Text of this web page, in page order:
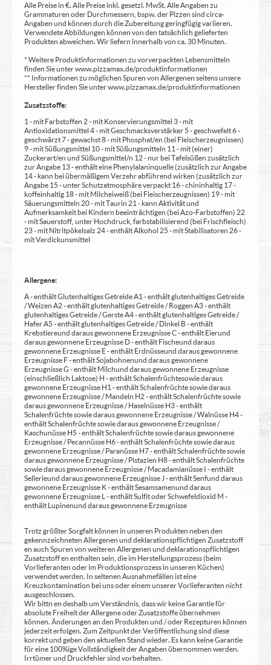
Alle Preise in €. Alle Preise inkl. gesetzl. MwSt. Alle Angaben zu
Grammaturen oder Durchmessern, bspw. der Pizzen sind circa-
Angaben und können durch die Zubereitung geringfügig variieren.
Verwendete Abbildungen können von den tatsächlich gelieferten
Produkten abweichen. Wir liefern innerhalb von ca. 30 Minuten.
* Weitere Produktinformationen zu vorverpackten Lebensmitteln
finden Sie unter www.pizzamax.de/produktinformationen
** Informationen zu möglichen Spuren von Allergenen seitens unsere
Hersteller finden Sie unter www.pizzamax.de/produktinformationen
Zusatzstoffe:
1 - mit Farbstoffen 2 - mit Konservierungsmittel 3 - mit
Antioxidationsmittel 4 - mit Geschmacksverstärker 5 - geschwefelt 6 -
geschwärzt 7 - gewachst 8 - mit Phosphat/en (bei Fleischerzeugnissen)
9 - mit Süßungsmittel 10 - mit Süßungsmitteln 11 - mit (einer)
Zuckerart/en und Süßungsmittel/n 12 - nur bei Tafelsüßen zusätzlich
zur Angabe 13 - enthält eine Phenylalaninquelle (zusätzlich zur Angabe
14 - kann bei übermäßigem Verzehr abführend wirken (zusätzlich zur
Angabe 15 - unter Schutzatmosphäre verpackt 16 - chininhaltig 17 -
koffeinhaltig 18 - mit Milcheiweiß (bei Fleischerzeugnissen) 19 - mit
Säuerungsmitteln 20 - mit Taurin 21 - kann Aktivität und
Aufmerksamkeit bei Kindern beeinträchtigen (bei Azo-Farbstoffen) 22
- mit Sauerstoff, unter Hochdruck, farbstabilisierend (bei Frischfleisch)
23 - mit Nitritpökelsalz 24 - enthält Alkohol 25 - mit Stabilisatoren 26 -
mit Verdickunsmittel
Allergene:
A - enthält Glutenhaltiges Getreide A1 - enthält glutenhaltiges Getreide
/ Weizen A2 - enthält glutenhaltiges Getreide / Roggen A3 - enthält
glutenhaltiges Getreide / Gerste A4 - enthält glutenhaltiges Getreide /
Hafer A5 - enthält glutenhaltiges Getreide / Dinkel B - enthält
Krebstiere und daraus gewonnene Erzeugnisse C - enthält Eier und
daraus gewonnene Erzeugnisse D - enthält Fische und daraus
gewonnene Erzeugnisse E - enthält Erdnüsse und daraus gewonnene
Erzeugnisse F - enthält Sojabohnen und daraus gewonnene
Erzeugnisse G - enthält Milch und daraus gewonnene Erzeugnisse
(einschließlich Laktose) H - enthält Schalenfrüchte sowie daraus
gewonnene Erzeugnisse H1 - enthält Schalenfrüchte sowie daraus
gewonnene Erzeugnisse / Mandeln H2 - enthält Schalenfrüchte sowie
daraus gewonnene Erzeugnisse / Haselnüsse H3 - enthält
Schalenfrüchte sowie daraus gewonnene Erzeugnisse / Walnüsse H4 -
enthält Schalenfrüchte sowie daraus gewonnene Erzeugnisse /
Kaschunüsse H5 - enthält Schalenfrüchte sowie daraus gewonnene
Erzeugnisse / Pecannüsse H6 - enthält Schalenfrüchte sowie daraus
gewonnene Erzeugnisse / Paranüsse H7 - enthält Schalenfrüchte sowie
daraus gewonnene Erzeugnisse / Pistazien H8 - enthält Schalenfrüchte
sowie daraus gewonnene Erzeugnisse / Macadamianüsse I - enthält
Sellerie und daraus gewonnene Erzeugnisse J - enthält Senf und daraus
gewonnene Erzeugnisse K - enthält Sesamsamen und daraus
gewonnene Erzeugnisse L - enthält Sulfit oder Schwefeldioxid M -
enthält Lupinen und daraus gewonnene Erzeugnisse
Trotz größter Sorgfalt können in unseren Produkten neben den
gekennzeichneten Allergenen und deklarationspflichtigen Zusatzstoff
en auch Spuren von weiteren Allergenen und deklarationspflichtigen
Zusatzstoff en enthalten sein, die im Herstellungsprozess (beim
Vorlieferanten oder im Produktionsprozess in unseren Küchen)
verwendet werden. In seltenen Ausnahmefällen ist eine
Kreuzkontamination bei uns oder einem unserer Vorlieferanten nicht
ausgeschlossen.
Wir bittn en deshalb um Verständnis, dass wir keine Garantie für
absolute Freiheit der Allergene oder Zusatzstoffe übernehmen
können. Änderungen an den Produkten und / oder Rezepturen können
jederzeit erfolgen. Zum Zeitpunkt der Veröffentlichung sind diese
korrekt und geben den aktuellen Stand wieder. Es kann keine Garantie
für eine 100%ige Vollständigkeit der Angaben übernommen werden.
Irrtümer und Druckfehler sind vorbehalten.